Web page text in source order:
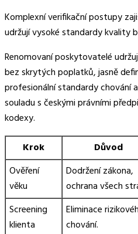
Komplexní verifikační postupy
udržují vysoké standardy kvality
Renomovaní poskytovatelé
bez skrytých poplatků, jasně
profesionální standardy chování
souladu s českými právními
kodexy.
Krok
Důvod
Ověření
věku
Dodržení zákona,
ochrana všech
Screening
klienta
Eliminace
chování.